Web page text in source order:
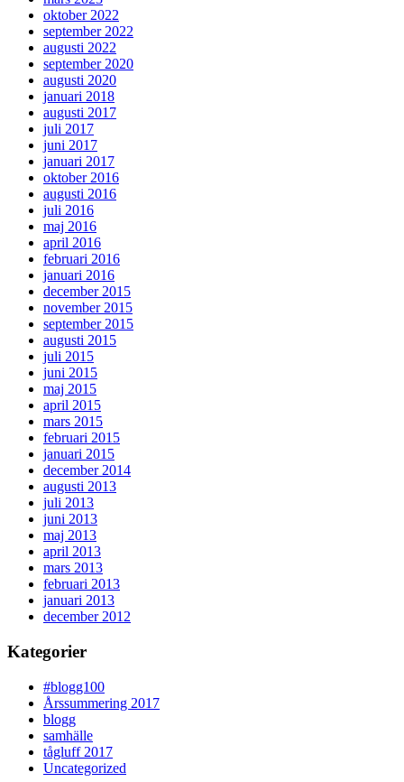
oktober 2022
september 2022
augusti 2022
september 2020
augusti 2020
januari 2018
augusti 2017
juli 2017
juni 2017
januari 2017
oktober 2016
augusti 2016
juli 2016
maj 2016
april 2016
februari 2016
januari 2016
december 2015
november 2015
september 2015
augusti 2015
juli 2015
juni 2015
maj 2015
april 2015
mars 2015
februari 2015
januari 2015
december 2014
augusti 2013
juli 2013
juni 2013
maj 2013
april 2013
mars 2013
februari 2013
januari 2013
december 2012
Kategorier
#blogg100
Årssummering 2017
blogg
samhälle
tågluff 2017
Uncategorized